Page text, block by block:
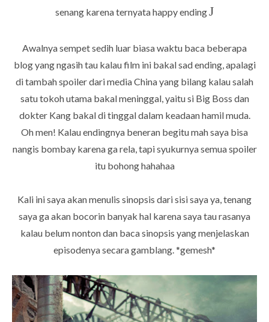
senang karena ternyata happy endingJ
Awalnya sempet sedih luar biasa waktu baca beberapa
blog yang ngasih tau kalau film ini bakal sad ending, apalagi
di tambah spoiler dari media China yang bilang kalau salah
satu tokoh utama bakal meninggal, yaitu si Big Boss dan
dokter Kang bakal di tinggal dalam keadaan hamil muda.
Oh men! Kalau endingnya beneran begitu mah saya bisa
nangis bombay karena ga rela, tapi syukurnya semua spoiler
itu bohong hahahaa
Kali ini saya akan menulis sinopsis dari sisi saya ya, tenang
saya ga akan bocorin banyak hal karena saya tau rasanya
kalau belum nonton dan baca sinopsis yang menjelaskan
episodenya secara gamblang. *gemesh*